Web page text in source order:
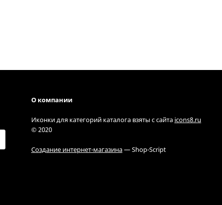
О компании
Иконки для категорий каталога взяты с сайта icons8.ru
© 2020
Создание интернет-магазина— Shop-Script